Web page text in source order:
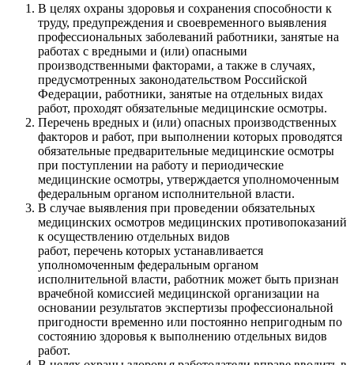
В целях охраны здоровья и сохранения способности к
труду, предупреждения и своевременного выявления
профессиональных заболеваний работники, занятые на
работах с вредными и (или) опасными
производственными факторами, а также в случаях,
предусмотренных законодательством Российской
Федерации, работники, занятые на отдельных видах
работ, проходят обязательные медицинские осмотры.
Перечень вредных и (или) опасных производственных
факторов и работ, при выполнении которых проводятся
обязательные предварительные медицинские осмотры
при поступлении на работу и периодические
медицинские осмотры, утверждается уполномоченным
федеральным органом исполнительной власти.
В случае выявления при проведении обязательных
медицинских осмотров медицинских противопоказаний
к осуществлению отдельных видов
работ, перечень которых устанавливается
уполномоченным федеральным органом
исполнительной власти, работник может быть признан
врачебной комиссией медицинской организации на
основании результатов экспертизы профессиональной
пригодности временно или постоянно непригодным по
состоянию здоровья к выполнению отдельных видов
работ.